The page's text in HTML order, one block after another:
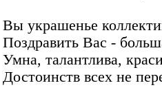
Вы украшенье
Поздравить Вас -
Умна, талантлива,
Достоинств всех не